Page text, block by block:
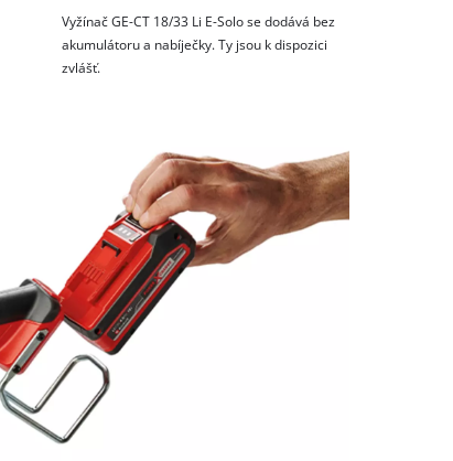
Vyžínač GE-CT 18/33 Li E-Solo se dodává bez
akumulátoru a nabíječky. Ty jsou k dispozici
zvlášť.